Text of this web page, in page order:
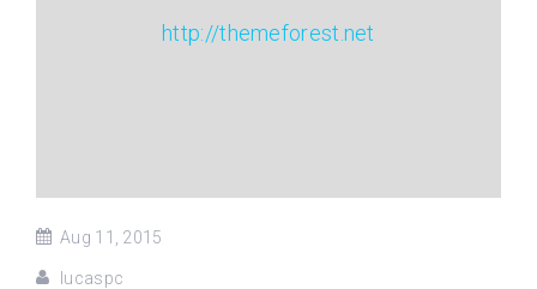
http://themeforest.net
Aug 11, 2015
lucaspc